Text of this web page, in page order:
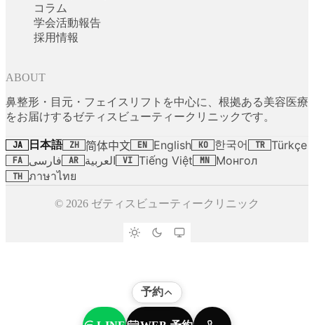
コラム
学会活動報告
採用情報
ABOUT
鼻整形・目元・フェイスリフトを中心に、根拠ある美容医療
をお届けするゼティスビューティークリニックです。
JA 日本語 ZH 简体中文 EN English KO 한국어 TR Türkçe
FA فارسی AR العربية VI Tiếng Việt MN Монгол
TH ภาษาไทย
© 2026 ゼティスビューティークリニック
予約